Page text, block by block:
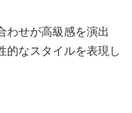
わせが高級感を演出
的なスタイルを表現し